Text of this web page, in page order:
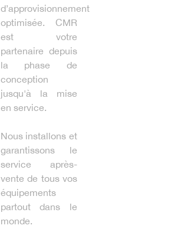
d’approvisionnement
optimisée. CMR
est votre
partenaire depuis
la phase de
conception
jusqu'à la mise
en service.
Nous installons et
garantissons le
service après-
vente de tous vos
équipements
partout dans le
monde.